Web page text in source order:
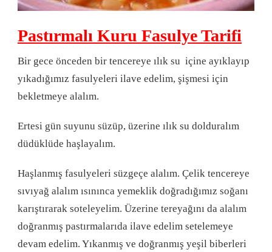
Pastırmalı Kuru Fasulye Tarifi
Bir gece önceden bir tencereye ılık su içine ayıklayıp
yıkadığımız fasulyeleri ilave edelim, şişmesi için
bekletmeye alalım.
Ertesi gün suyunu süzüp, üzerine ılık su dolduralım
düdüklüde haşlayalım.
Haşlanmış fasulyeleri süzgeçe alalım. Çelik tencereye
sıvıyağ alalım ısınınca yemeklik doğradığımız soğanı
karıştırarak soteleyelim. Üzerine tereyağını da alalım
doğranmış pastırmalarıda ilave edelim setelemeye
devam edelim. Yıkanmış ve doğranmış yeşil biberleri